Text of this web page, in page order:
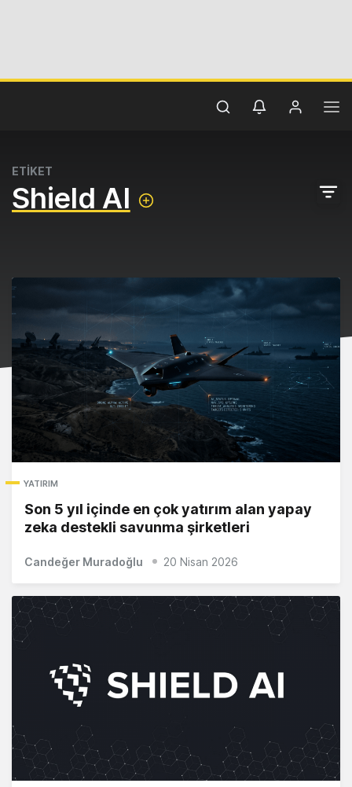
ETİKET
Shield AI
YATIRIM
Son 5 yıl içinde en çok yatırım alan yapay
zeka destekli savunma şirketleri
Candeğer Muradoğlu 20 Nisan 2026